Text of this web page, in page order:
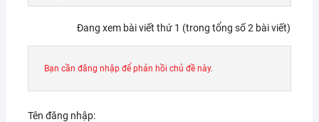
Đang xem bài viết thứ 1 (trong tổng số 2 bài viết)
Bạn cần đăng nhập để phản hồi chủ đề này.
Tên đăng nhập: